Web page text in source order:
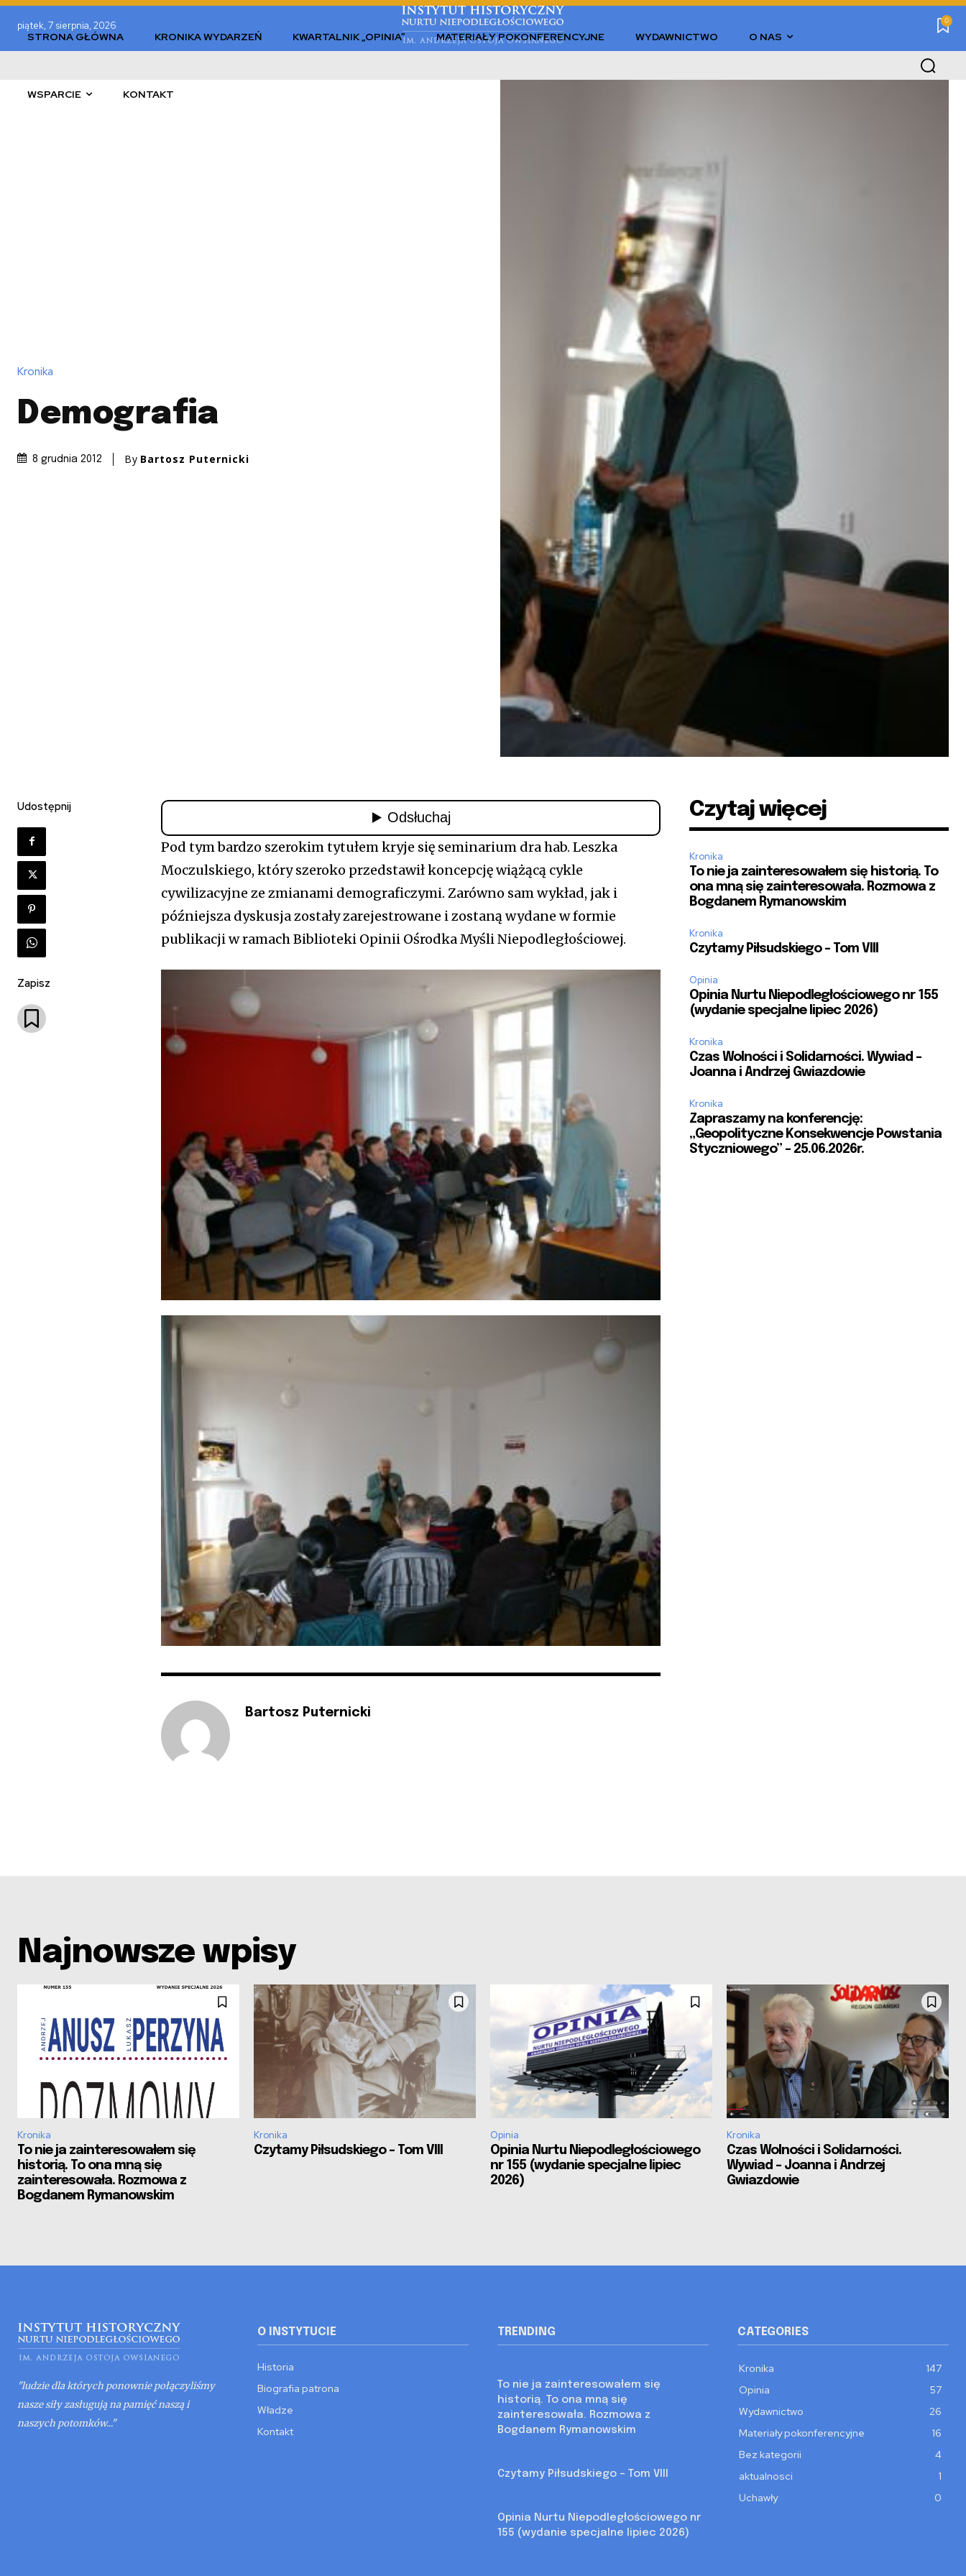
piątek, 7 sierpnia, 2026 0
STRONA GŁÓWNA KRONIKA WYDARZEŃ KWARTALNIK „OPINIA” MATERIAŁY POKONFERENCYJNE WYDAWNICTWO O NAS
WSPARCIE KONTAKT
Kronika
Demografia
8 grudnia 2012 By Bartosz Puternicki
Udostępnij
Zapisz
Pod tym bardzo szerokim tytułem kryje się seminarium dra hab. Leszka
Moczulskiego, który szeroko przedstawił koncepcję wiążącą cykle
cywilizacyjne ze zmianami demograficzymi. Zarówno sam wykład, jak i
późniejsza dyskusja zostały zarejestrowane i zostaną wydane w formie
publikacji w ramach Biblioteki Opinii Ośrodka Myśli Niepodległościowej.
Bartosz Puternicki
Czytaj więcej
Kronika
To nie ja zainteresowałem się historią. To
ona mną się zainteresowała. Rozmowa z
Bogdanem Rymanowskim
Kronika
Czytamy Piłsudskiego – Tom VIII
Opinia
Opinia Nurtu Niepodległościowego nr 155
(wydanie specjalne lipiec 2026)
Kronika
Czas Wolności i Solidarności. Wywiad –
Joanna i Andrzej Gwiazdowie
Kronika
Zapraszamy na konferencję:
„Geopolityczne Konsekwencje Powstania
Styczniowego” – 25.06.2026r.
Najnowsze wpisy
Kronika
To nie ja zainteresowałem się
historią. To ona mną się
zainteresowała. Rozmowa z
Bogdanem Rymanowskim
Kronika
Czytamy Piłsudskiego – Tom VIII
Opinia
Opinia Nurtu Niepodległościowego
nr 155 (wydanie specjalne lipiec
2026)
Kronika
Czas Wolności i Solidarności.
Wywiad – Joanna i Andrzej
Gwiazdowie
"ludzie dla których ponownie połączyliśmy
nasze siły zasługują na pamięć naszą i
naszych potomków..."
O INSTYTUCIE
Historia
Biografia patrona
Władze
Kontakt
TRENDING
To nie ja zainteresowałem się
historią. To ona mną się
zainteresowała. Rozmowa z
Bogdanem Rymanowskim
Czytamy Piłsudskiego – Tom VIII
Opinia Nurtu Niepodległościowego nr
155 (wydanie specjalne lipiec 2026)
CATEGORIES
Kronika
147
Opinia
57
Wydawnictwo
26
Materiały pokonferencyjne
16
Bez kategorii
4
aktualnosci
1
Uchawły
0